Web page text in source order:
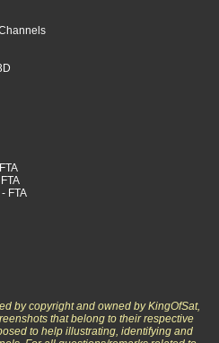
FTA
by copyright and owned by KingOfSat,
that belong to their respective
to help illustrating, identifying and